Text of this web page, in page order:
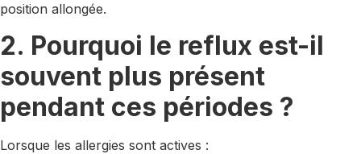
position allongée.
2. Pourquoi le reflux est-il
souvent plus présent
pendant ces périodes ?
Lorsque les allergies sont actives :